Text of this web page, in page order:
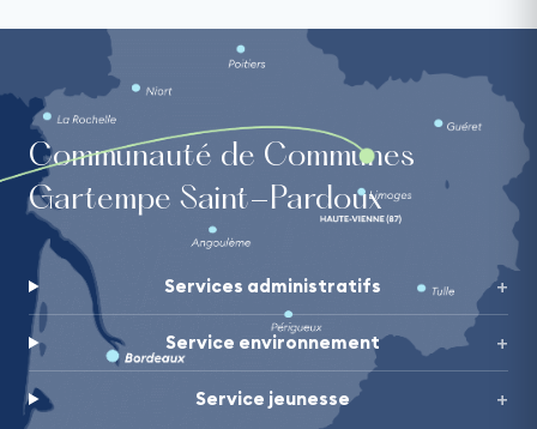
Communauté de Communes
Gartempe Saint-Pardoux
Services administratifs
Service environnement
Service jeunesse